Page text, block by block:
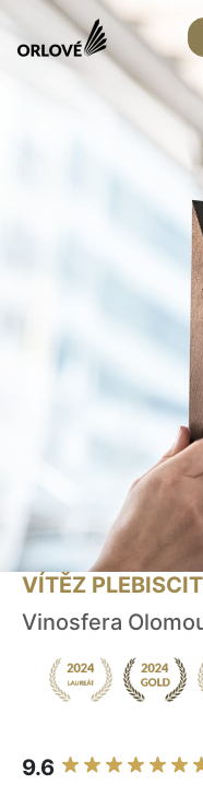
VÍTĚZ
Vinosfera
9.6